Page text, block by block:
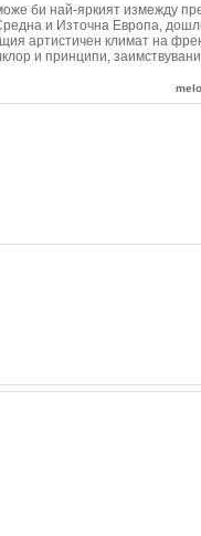
би най-яркият измежду
и Източна Европа,
артистичен климат на
и принципи,